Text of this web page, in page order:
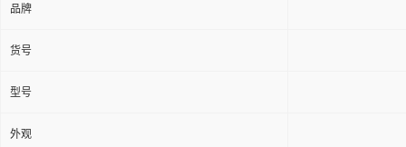
品牌
货号
型号
外观